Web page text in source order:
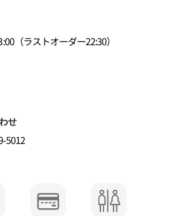
（ラストオーダー22:30）
せ
5012